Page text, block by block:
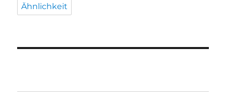
Ähnlichkeit